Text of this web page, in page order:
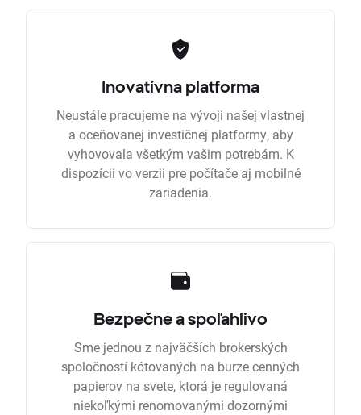
Inovatívna platforma
Neustále pracujeme na vývoji našej vlastnej
a oceňovanej investičnej platformy, aby
vyhovovala všetkým vašim potrebám. K
dispozícii vo verzii pre počítače aj mobilné
zariadenia.
Bezpečne a spoľahlivo
Sme jednou z najväčších brokerských
spoločností kótovaných na burze cenných
papierov na svete, ktorá je regulovaná
niekoľkými renomovanými dozornými